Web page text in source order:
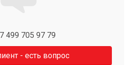
499 705 97 79
- есть вопрос